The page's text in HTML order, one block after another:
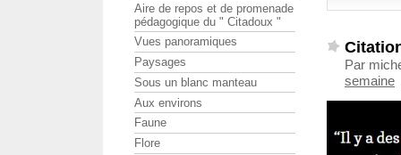
Par
semaine
Aire de repos et de promenade
pédagogique du " Citadoux "
Vues panoramiques
Paysages
Sous un blanc manteau
Aux environs
Faune
Flore